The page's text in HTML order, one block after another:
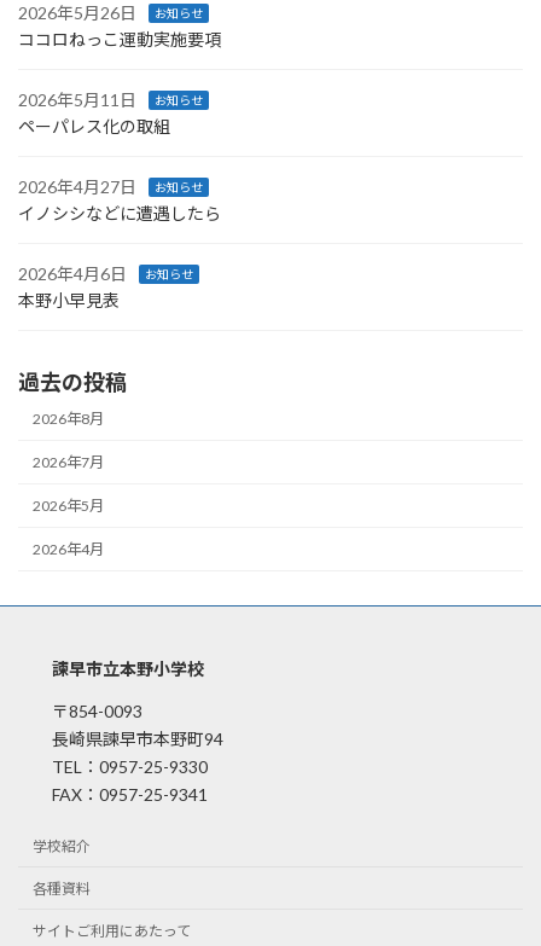
2026年5月26日 お知らせ
ココロねっこ運動実施要項
2026年5月11日 お知らせ
ペーパレス化の取組
2026年4月27日 お知らせ
イノシシなどに遭遇したら
2026年4月6日 お知らせ
本野小早見表
過去の投稿
2026年8月
2026年7月
2026年5月
2026年4月
諫早市立本野小学校
〒854-0093
長崎県諫早市本野町94
TEL：0957-25-9330
FAX：0957-25-9341
学校紹介
各種資料
サイトご利用にあたって